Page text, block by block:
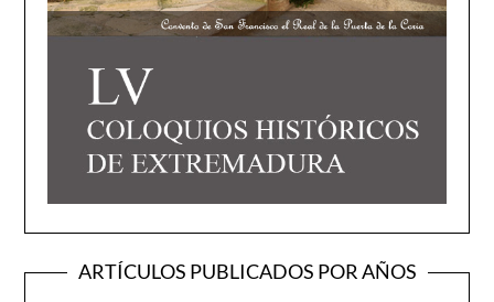
ARTÍCULOS PUBLICADOS POR AÑOS